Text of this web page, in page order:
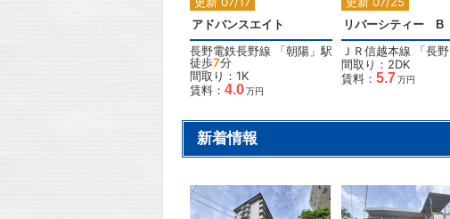
アドバンスエイト
長野電鉄長野線 「朝陽 」駅
徒歩7分
間取り：1K
賃料： 4.0万円
リバーシティー B
ＪＲ信越本線 「長野
間取り：2DK
賃料： 5.7万円
新着情報